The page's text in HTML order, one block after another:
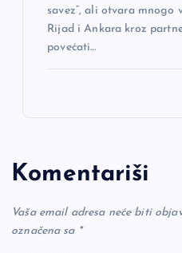
savez“, ali otvara
Rijad i Ankara kroz
povećati…
Komentariši
Vaša email adresa neće biti
označena sa *